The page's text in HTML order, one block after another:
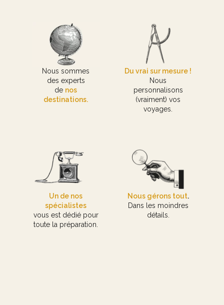
Nous sommes
des experts
de nos
destinations.
Du vrai sur mesure !
Nous
personnalisons
(vraiment) vos
voyages.
Un de nos
spécialistes
vous est dédié pour
toute la préparation.
Nous gérons tout.
Dans les moindres
détails.